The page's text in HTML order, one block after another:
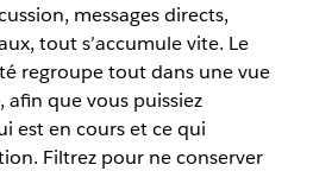
messages directs,
tout s’accumule vite. Le
regroupe tout dans une vue
que vous puissiez
est en cours et ce qui
Filtrez pour ne conserver